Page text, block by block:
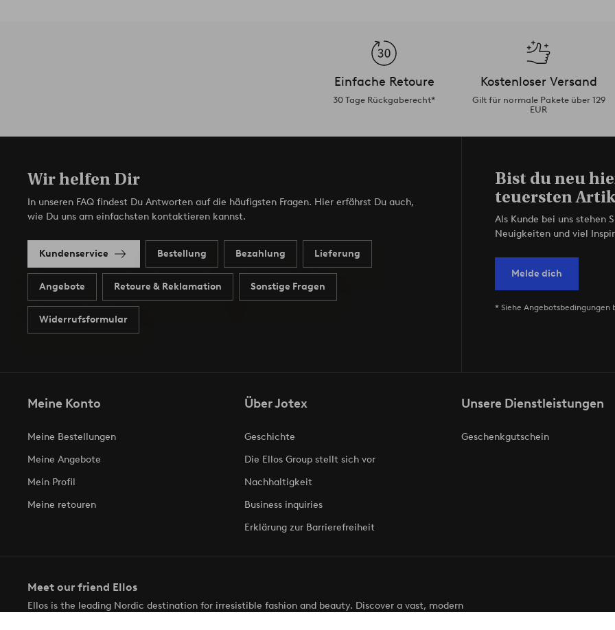
Einfache Retoure
30 Tage Rückgaberecht*
Kostenloser Versand
Gilt für normale Pakete über 129
EUR
Wir helfen Dir
In unseren FAQ findest Du Antworten auf die häufigsten Fragen. Hier erfährst Du auch,
wie Du uns am einfachsten kontaktieren kannst.
Kundenservice Bestellung Bezahlung Lieferung
Angebote Retoure & Reklamation Sonstige Fragen
Widerrufsformular
Bist du neu
teuersten
Als Kunde bei uns stehen
Neuigkeiten und viel
Melde dich
* Siehe Angebotsbedingungen
Meine Konto
Meine Bestellungen
Meine Angebote
Mein Profil
Meine retouren
Über Jotex
Geschichte
Die Ellos Group stellt sich vor
Nachhaltigkeit
Business inquiries
Erklärung zur Barrierefreiheit
Unsere Dienstleistungen
Geschenkgutschein
Meet our friend Ellos
Ellos is the leading Nordic destination for irresistible fashion and beauty. Discover a vast, modern